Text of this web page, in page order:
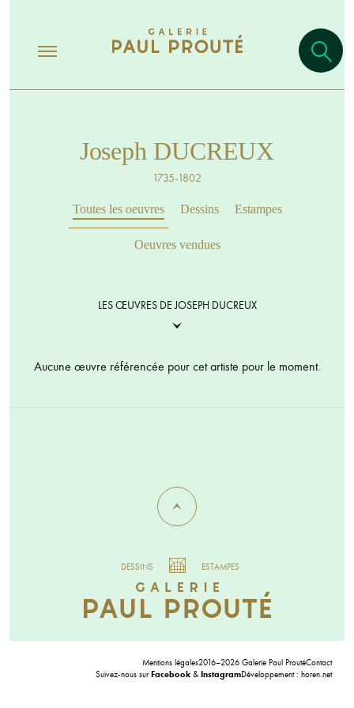
Joseph DUCREUX
1735-1802
Toutes les oeuvres Dessins Estampes
Oeuvres vendues
LES ŒUVRES DE JOSEPH DUCREUX
Aucune œuvre référencée pour cet artiste pour le moment.
DESSINS ESTAMPES
Mentions légales2016–2026 Galerie Paul ProutéContact
Suivez-nous surFacebook & InstagramDéveloppement : horen.net